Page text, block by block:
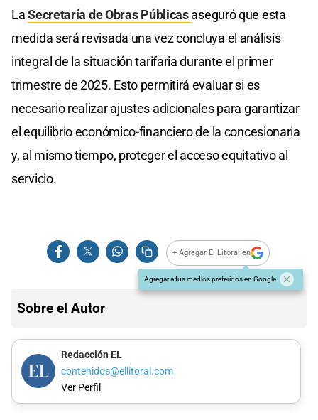
LaSecretaría de Obras Públicasaseguró que esta
medida será revisada una vez concluya el análisis
integral de la situación tarifaria durante el primer
trimestre de 2025. Esto permitirá evaluar si es
necesario realizar ajustes adicionales para garantizar
el equilibrio económico-financiero de la concesionaria
y, al mismo tiempo, proteger el acceso equitativo al
servicio.
+ Agregar El Litoral en
Agregar a tus medios preferidos en Google
Sobre el Autor
Redacción EL
contenidos@ellitoral.com
Ver Perfil